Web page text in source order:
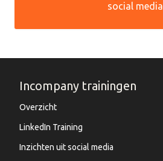
social media
Incompany trainingen
Overzicht
LinkedIn Training
Inzichten uit social media